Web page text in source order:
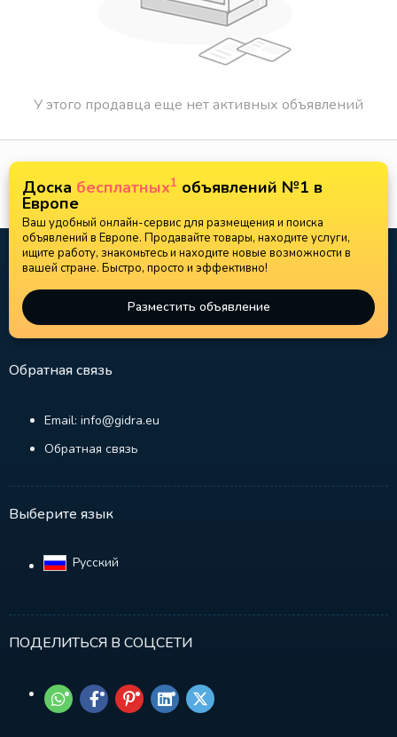
У этого продавца еще нет активных объявлений
Доска бесплатных1 объявлений №1 в
Европе
Ваш удобный онлайн-сервис для размещения и поиска
объявлений в Европе. Продавайте товары, находите услуги,
ищите работу, знакомьтесь и находите новые возможности в
вашей стране. Быстро, просто и эффективно!
Разместить объявление
Обратная связь
Email: info@gidra.eu
Обратная связь
Выберите язык
Русский‎
ПОДЕЛИТЬСЯ В СОЦСЕТИ